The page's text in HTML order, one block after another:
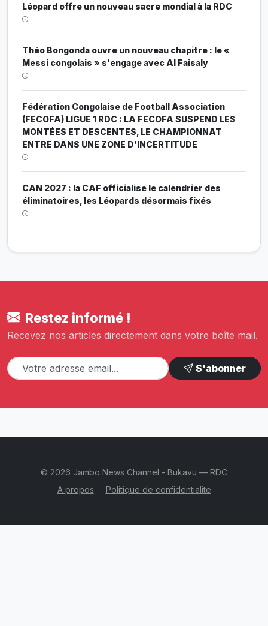
Léopard offre un nouveau sacre mondial à la RDC
Théo Bongonda ouvre un nouveau chapitre : le «
Messi congolais » s'engage avec Al Faisaly
Fédération Congolaise de Football Association
(FECOFA) LIGUE 1 RDC : LA FECOFA SUSPEND LES
MONTÉES ET DESCENTES, LE CHAMPIONNAT
ENTRE DANS UNE ZONE D’INCERTITUDE
CAN 2027 : la CAF officialise le calendrier des
éliminatoires, les Léopards désormais fixés
Restez informé !
Recevez nos articles directement dans votre boîte mail.
S'abonner
© 2026 Jambo News Channel - Bukavu — RDC
A propos
Politique de confidentialite